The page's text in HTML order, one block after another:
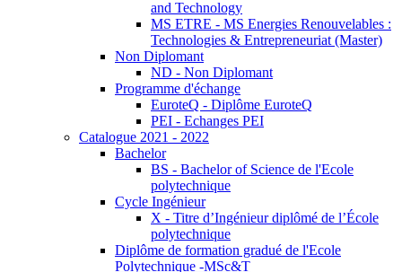
and Technology
MS ETRE - MS Energies Renouvelables :
Technologies & Entrepreneuriat (Master)
Non Diplomant
ND - Non Diplomant
Programme d'échange
EuroteQ - Diplôme EuroteQ
PEI - Echanges PEI
Catalogue 2021 - 2022
Bachelor
BS - Bachelor of Science de l'Ecole
polytechnique
Cycle Ingénieur
X - Titre d’Ingénieur diplômé de l’École
polytechnique
Diplôme de formation gradué de l'Ecole
Polytechnique -MSc&T